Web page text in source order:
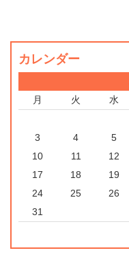
カレンダー
月
火 水
3
4 5
10
11 12
17
18 19
24
25 26
31